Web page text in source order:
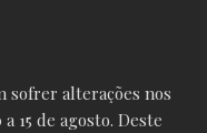
sofrer alterações nos
15 de agosto. Deste